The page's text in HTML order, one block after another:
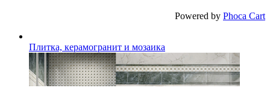
Powered by Phoca Cart
Плитка, керамогранит и мозаика